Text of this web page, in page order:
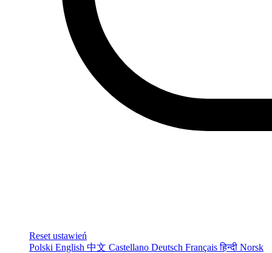
Reset ustawień
Polski English 中文 Castellano Deutsch Françaisहिन्दी Norsk